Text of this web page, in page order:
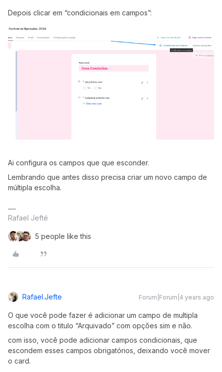
Depois clicar em “condicionais em campos”:
Ai configura os campos que que esconder.
Lembrando que antes disso precisa criar um novo campo de
múltipla escolha.
Rafael Jefté
5 people like this
Rafael.jefte Forum|Forum|4 years ago
O que você pode fazer é adicionar um campo de multipla
escolha com o titulo “Arquivado” com opções sim e não.
com isso, você pode adicionar campos condicionais, que
escondem esses campos obrigatórios, deixando você mover
o card.